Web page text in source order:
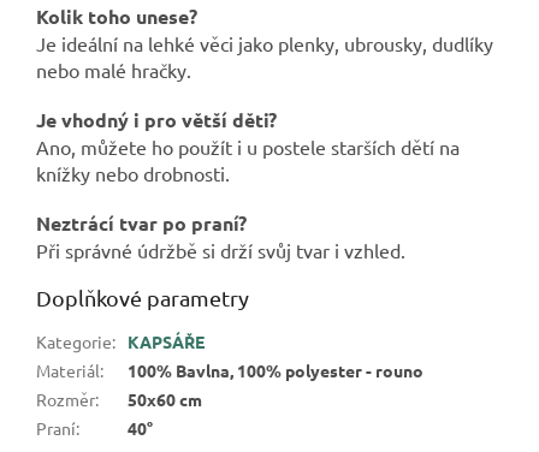
Kolik toho unese?
Je ideální na lehké věci jako plenky, ubrousky, dudlíky
nebo malé hračky.
Je vhodný i pro větší děti?
Ano, můžete ho použít i u postele starších dětí na
knížky nebo drobnosti.
Neztrácí tvar po praní?
Při správné údržbě si drží svůj tvar i vzhled.
Doplňkové parametry
Kategorie:
KAPSÁŘE
Materiál:
100% Bavlna, 100% polyester - rouno
Rozměr:
50x60 cm
Praní: 40°